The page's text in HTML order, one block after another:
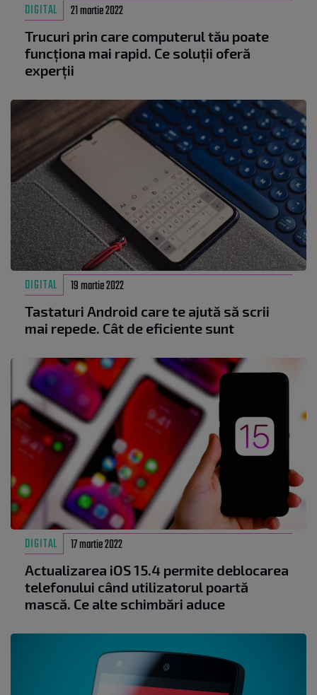
DIGITAL 21 martie 2022
Trucuri prin care computerul tău poate
funcționa mai rapid. Ce soluții oferă
experții
DIGITAL 19 martie 2022
Tastaturi Android care te ajută să scrii
mai repede. Cât de eficiente sunt
DIGITAL 17 martie 2022
Actualizarea iOS 15.4 permite deblocarea
telefonului când utilizatorul poartă
mască. Ce alte schimbări aduce